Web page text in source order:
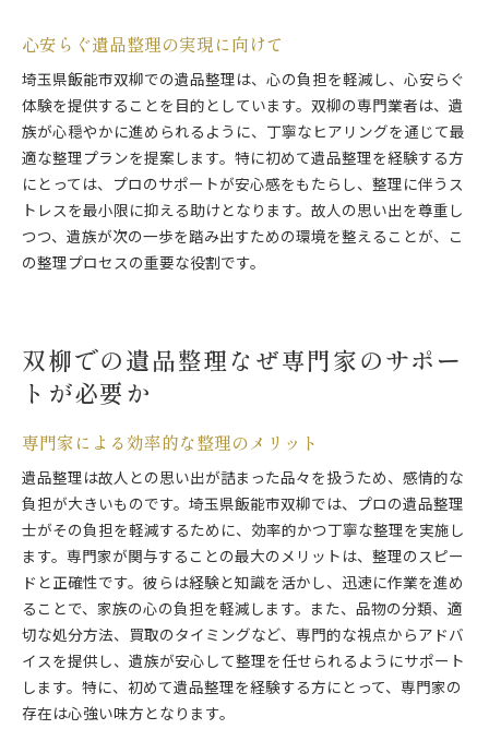
心安らぐ遺品整理の実現に向けて
埼玉県飯能市双柳での遺品整理は、心の負担を軽減し、心安らぐ
体験を提供することを目的としています。双柳の専門業者は、遺
族が心穏やかに進められるように、丁寧なヒアリングを通じて最
適な整理プランを提案します。特に初めて遺品整理を経験する方
にとっては、プロのサポートが安心感をもたらし、整理に伴うス
トレスを最小限に抑える助けとなります。故人の思い出を尊重し
つつ、遺族が次の一歩を踏み出すための環境を整えることが、こ
の整理プロセスの重要な役割です。
双柳での遺品整理なぜ専門家のサポー
トが必要か
専門家による効率的な整理のメリット
遺品整理は故人との思い出が詰まった品々を扱うため、感情的な
負担が大きいものです。埼玉県飯能市双柳では、プロの遺品整理
士がその負担を軽減するために、効率的かつ丁寧な整理を実施し
ます。専門家が関与することの最大のメリットは、整理のスピー
ドと正確性です。彼らは経験と知識を活かし、迅速に作業を進め
ることで、家族の心の負担を軽減します。また、品物の分類、適
切な処分方法、買取のタイミングなど、専門的な視点からアドバ
イスを提供し、遺族が安心して整理を任せられるようにサポート
します。特に、初めて遺品整理を経験する方にとって、専門家の
存在は心強い味方となります。